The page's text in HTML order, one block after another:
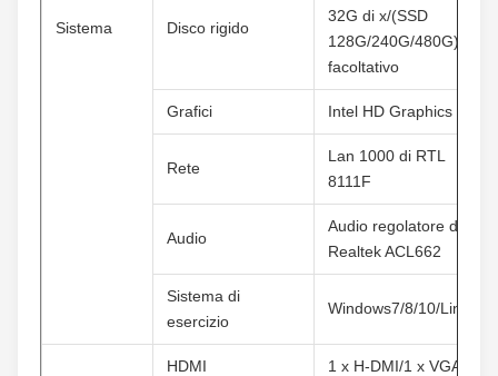
Sistema Disco rigido
32G di x/(SSD
128G/240G/480G)
facoltativo
Grafici Intel HD Graphics
Rete
Lan 1000 di RTL
8111F
Audio
Audio regolatore di
Realtek ACL662
Sistema di
esercizio
Windows7/8/10/Linux
HDMI 1 x H-DMI/1 x VGA